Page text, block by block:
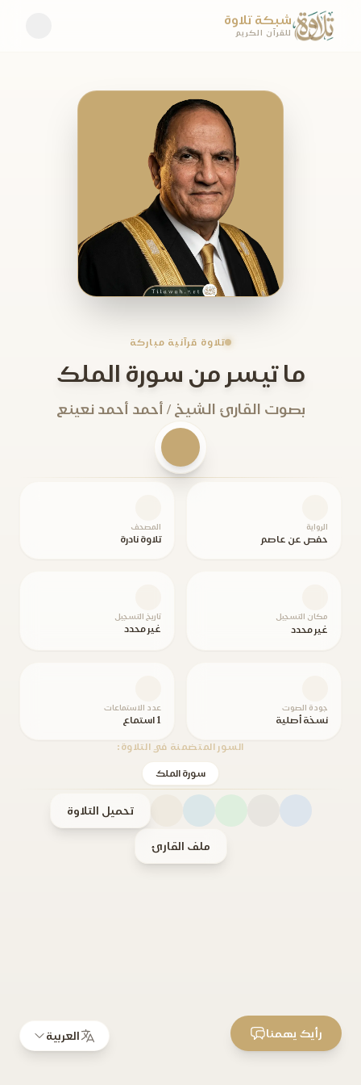
شبكة تلاوة
للقرآن الكريم
تلاوة قرآنية مباركة
ما تيسر من سورة الملك
بصوت القارئ الشيخ / أحمد أحمد نعينع
الرواية
حفص عن عاصم
المصحف
تلاوة نادرة
مكان التسجيل
غير محدد
تاريخ التسجيل
غير محدد
جودة الصوت
نسخة أصلية
عدد الاستماعات
1 استماع
السور المتضمنة في التلاوة:
سورة الملك
تحميل التلاوة
ملف القارئ
العربية رأيك يهمنا